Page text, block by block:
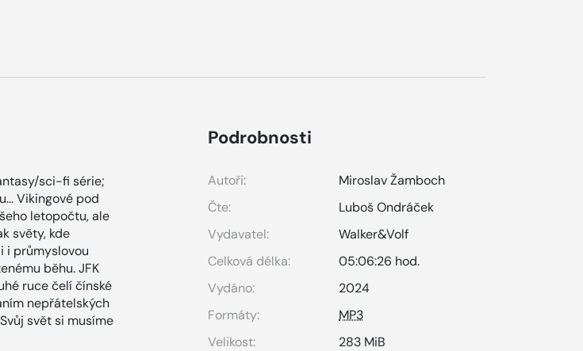
sci-fi série;
Vikingové pod
letopočtu, ale
světy, kde
i průmyslovou
běhu. JFK
ruce čelí čínské
nepřátelských
svět si musíme
Podrobnosti
Autoři:
Miroslav Žamboch
Čte:
Luboš Ondráček
Vydavatel:
Walker&Volf
Celková délka:
05:06:26 hod.
Vydáno:
2024
Formáty:
MP3
Velikost:
283 MiB